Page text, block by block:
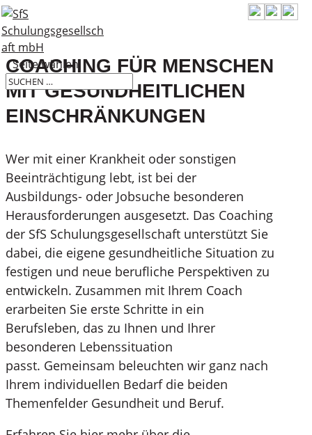
Seite wählen
COACHING FÜR MENSCHEN
MIT GESUNDHEITLICHEN
EINSCHRÄNKUNGEN
Wer mit einer Krankheit oder sonstigen
Beeinträchtigung lebt, ist bei der
Ausbildungs- oder Jobsuche besonderen
Herausforderungen ausgesetzt. Das Coaching
der SfS Schulungsgesellschaft unterstützt Sie
dabei, die eigene gesundheitliche Situation zu
festigen und neue berufliche Perspektiven zu
entwickeln. Zusammen mit Ihrem Coach
erarbeiten Sie erste Schritte in ein
Berufsleben, das zu Ihnen und Ihrer
besonderen Lebenssituation
passt. Gemeinsam beleuchten wir ganz nach
Ihrem individuellen Bedarf die beiden
Themenfelder Gesundheit und Beruf.